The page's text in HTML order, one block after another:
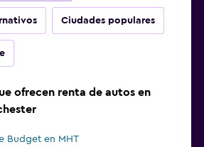
Ciudades populares
ofrecen renta de autos en
Budget en MHT